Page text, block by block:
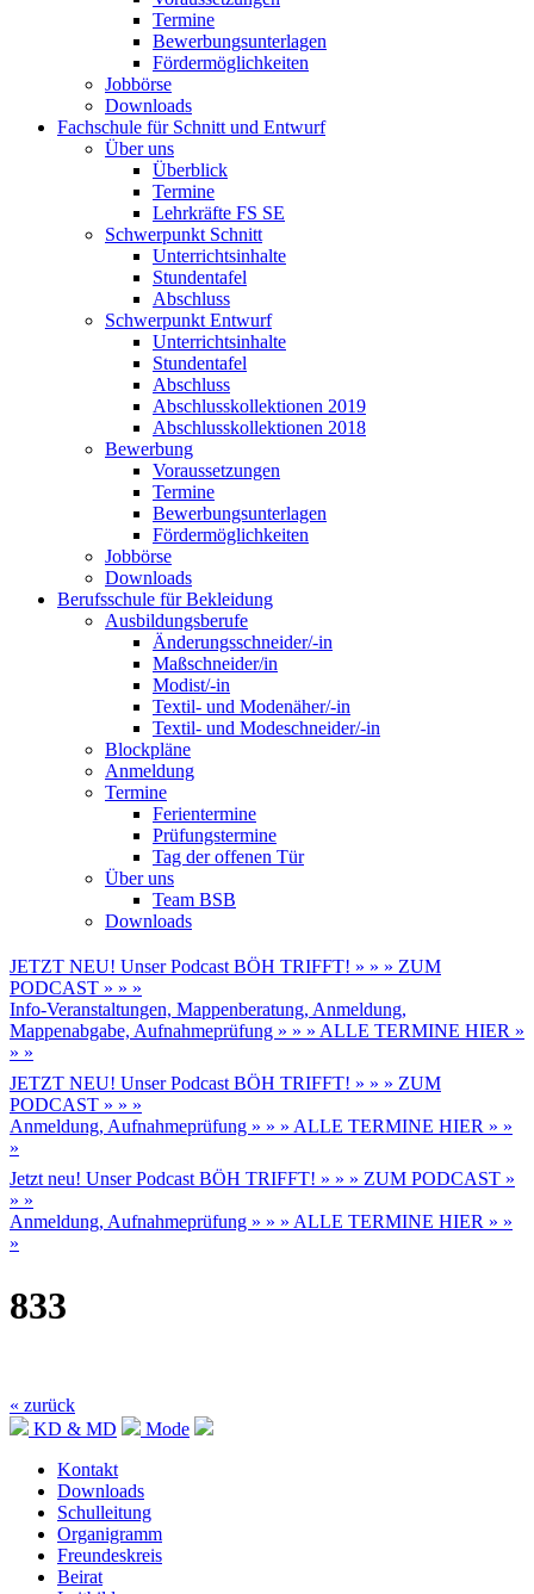
Termine
Bewerbungsunterlagen
Fördermöglichkeiten
Jobbörse
Downloads
Fachschule für Schnitt und Entwurf
Über uns
Überblick
Termine
Lehrkräfte FS SE
Schwerpunkt Schnitt
Unterrichtsinhalte
Stundentafel
Abschluss
Schwerpunkt Entwurf
Unterrichtsinhalte
Stundentafel
Abschluss
Abschlusskollektionen 2019
Abschlusskollektionen 2018
Bewerbung
Voraussetzungen
Termine
Bewerbungsunterlagen
Fördermöglichkeiten
Jobbörse
Downloads
Berufsschule für Bekleidung
Ausbildungsberufe
Änderungsschneider/-in
Maßschneider/in
Modist/-in
Textil- und Modenäher/-in
Textil- und Modeschneider/-in
Blockpläne
Anmeldung
Termine
Ferientermine
Prüfungstermine
Tag der offenen Tür
Über uns
Team BSB
Downloads
JETZT NEU! Unser Podcast BÖH TRIFFT! » » » ZUM
PODCAST » » »
Info-Veranstaltungen, Mappenberatung, Anmeldung,
Mappenabgabe, Aufnahmeprüfung » » » ALLE TERMINE HIER »
» »
JETZT NEU! Unser Podcast BÖH TRIFFT! » » » ZUM
PODCAST » » »
Anmeldung, Aufnahmeprüfung » » » ALLE TERMINE HIER » »
»
Jetzt neu! Unser Podcast BÖH TRIFFT! » » » ZUM PODCAST »
» »
Anmeldung, Aufnahmeprüfung » » » ALLE TERMINE HIER » »
»
833
« zurück
KD & MD
Mode
Kontakt
Downloads
Schulleitung
Organigramm
Freundeskreis
Beirat